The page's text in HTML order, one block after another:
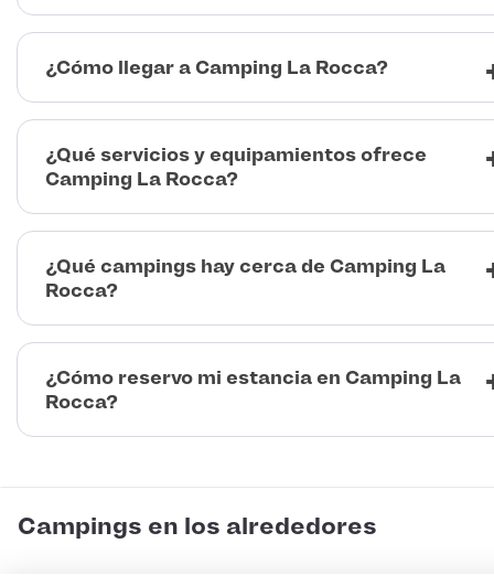
¿Cómo llegar a Camping La Rocca?
¿Qué servicios y equipamientos ofrece
Camping La Rocca?
¿Qué campings hay cerca de Camping La
Rocca?
¿Cómo reservo mi estancia en Camping La
Rocca?
Campings en los alrededores